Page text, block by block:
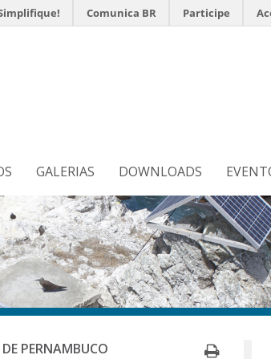
Comunica BR Participe
GALERIAS DOWNLOADS
PERNAMBUCO